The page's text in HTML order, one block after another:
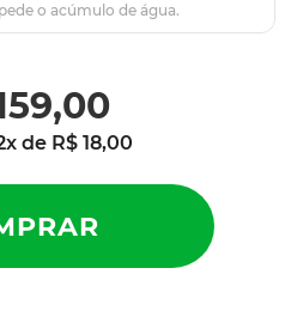
,00
x de R$ 18,00